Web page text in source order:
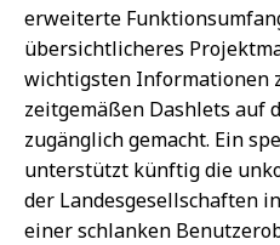
erweiterte
übersichtlicheres
wichtigsten Informationen
zeitgemäßen Dashlets auf
zugänglich gemacht. Ein
unterstützt künftig die
der Landesgesellschaften
einer schlanken